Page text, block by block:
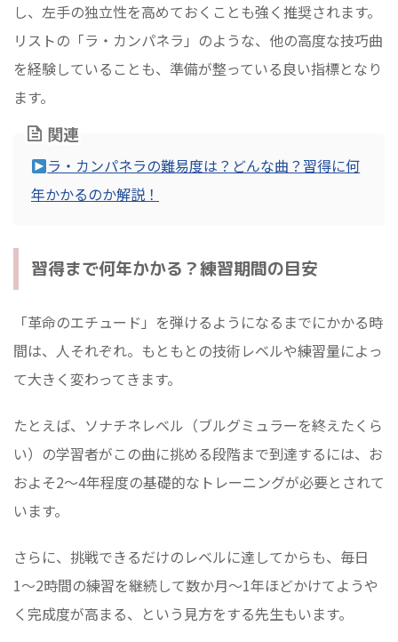
し、左手の独立性を高めておくことも強く推奨されます。
リストの「ラ・カンパネラ」のような、他の高度な技巧曲
を経験していることも、準備が整っている良い指標となり
ます。
関連
ラ・カンパネラの難易度は？どんな曲？習得に何
年かかるのか解説！
習得まで何年かかる？練習期間の目安
「革命のエチュード」を弾けるようになるまでにかかる時
間は、人それぞれ。もともとの技術レベルや練習量によっ
て大きく変わってきます。
たとえば、ソナチネレベル（ブルグミュラーを終えたくら
い）の学習者がこの曲に挑める段階まで到達するには、お
およそ2～4年程度の基礎的なトレーニングが必要とされて
います。
さらに、挑戦できるだけのレベルに達してからも、毎日
1〜2時間の練習を継続して数か月～1年ほどかけてようや
く完成度が高まる、という見方をする先生もいます。